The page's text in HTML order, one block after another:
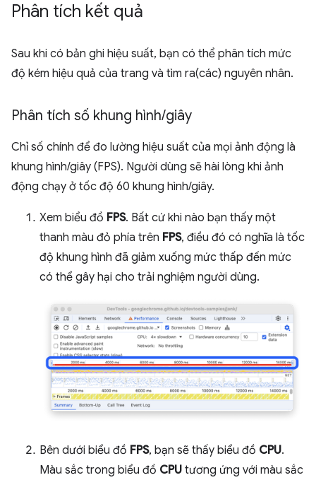
Phân tích kết quả
Sau khi có bản ghi hiệu suất, bạn có thể phân tích mức
độ kém hiệu quả của trang và tìm ra(các) nguyên nhân.
Phân tích số khung hình/giây
Chỉ số chính để đo lường hiệu suất của mọi ảnh động là
khung hình/giây (FPS). Người dùng sẽ hài lòng khi ảnh
động chạy ở tốc độ 60 khung hình/giây.
Xem biểu đồ FPS. Bất cứ khi nào bạn thấy một
thanh màu đỏ phía trên FPS, điều đó có nghĩa là tốc
độ khung hình đã giảm xuống mức thấp đến mức
có thể gây hại cho trải nghiệm người dùng.
Bên dưới biểu đồ FPS, bạn sẽ thấy biểu đồ CPU.
Màu sắc trong biểu đồ CPU tương ứng với màu sắc